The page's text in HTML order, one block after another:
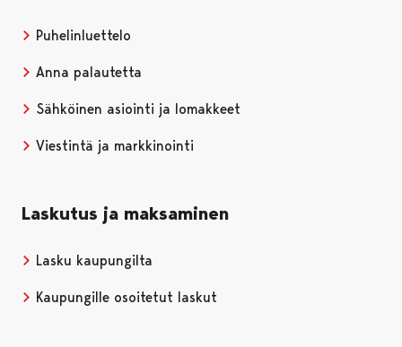
Puhelinluettelo
Anna palautetta
Sähköinen asiointi ja lomakkeet
Viestintä ja markkinointi
Laskutus ja maksaminen
Lasku kaupungilta
Kaupungille osoitetut laskut